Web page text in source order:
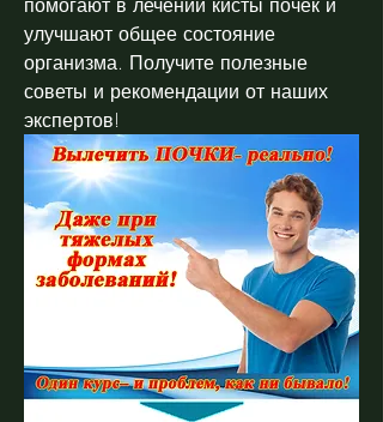
улучшают общее состояние
организма. Получите полезные
советы и рекомендации от наших
экспертов!